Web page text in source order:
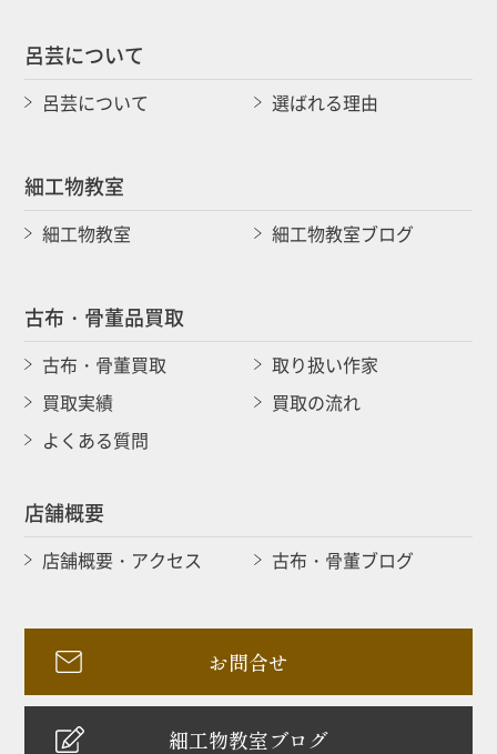
呂芸について
呂芸について 選ばれる理由
細工物教室
細工物教室 細工物教室ブログ
古布・骨董品買取
古布・骨董買取
取り扱い作家
買取実績
買取の流れ
よくある質問
店舗概要
店舗概要・アクセス 古布・骨董ブログ
お問合せ
細工物教室ブログ